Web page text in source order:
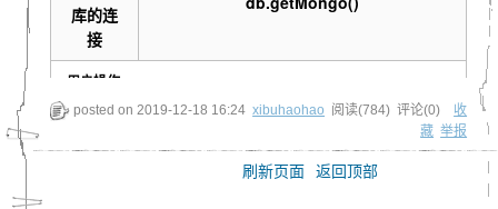
库的连
接
用户操作
添加用
户
db.addUser(“user_name”, “password”,
true)
posted on2019-12-18 16:24 xibuhaohao 阅读(784) 评论(0) 收
藏 举报
刷新页面 返回顶部